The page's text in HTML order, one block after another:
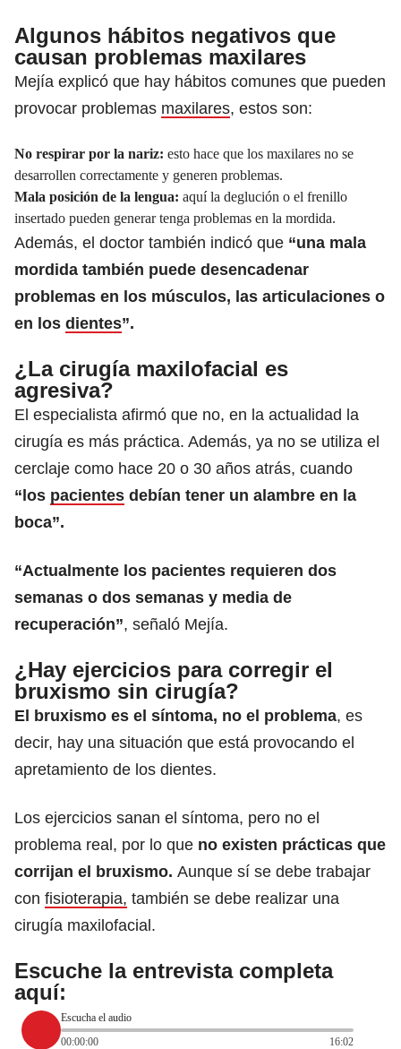
Algunos hábitos negativos que
causan problemas maxilares
Mejía explicó que hay hábitos comunes que pueden
provocar problemas maxilares, estos son:
No respirar por la nariz: esto hace que los maxilares no se
desarrollen correctamente y generen problemas.
Mala posición de la lengua: aquí la deglución o el frenillo
insertado pueden generar tenga problemas en la mordida.
Además, el doctor también indicó que “una mala
mordida también puede desencadenar
problemas en los músculos, las articulaciones o
en los dientes”.
¿La cirugía maxilofacial es
agresiva?
El especialista afirmó que no, en la actualidad la
cirugía es más práctica. Además, ya no se utiliza el
cerclaje como hace 20 o 30 años atrás, cuando
“los pacientes debían tener un alambre en la
boca”.
“Actualmente los pacientes requieren dos
semanas o dos semanas y media de
recuperación”, señaló Mejía.
¿Hay ejercicios para corregir el
bruxismo sin cirugía?
El bruxismo es el síntoma, no el problema, es
decir, hay una situación que está provocando el
apretamiento de los dientes.
Los ejercicios sanan el síntoma, pero no el
problema real, por lo que no existen prácticas que
corrijan el bruxismo. Aunque sí se debe trabajar
con fisioterapia, también se debe realizar una
cirugía maxilofacial.
Escuche la entrevista completa
aquí:
Escucha el audio
00:00:00
16:02